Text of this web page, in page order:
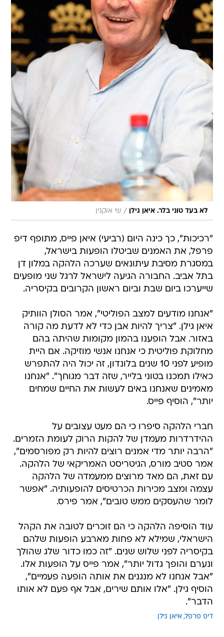
לא בעד טוני בלר. איאן גילן / שי אוקנין
"רכיכות", כך כינה היום (רביעי) איאן פייס, מתופף דיפ
פרפל, את האמנים שביטלו הופעות בישראל,
במסגרת מסיבת עיתונאים שערכה הלהקה במלון דן
בתל אביב. החבורה הגיעה לישראל לרגל שני מופעים
שייערכו ביום שבת וביום ראשון הקרובים בקיסריה.
"אנחנו מודעים למצב הפוליטי", אמר הסולן הוותיק
איאן גילן. "צריך להיות אבן כדי לא לדעת מה קורה
באזור. אבל הופענו בהמון מקומות שהיתה בהם
מחלוקת פוליטית כי אנחנו אנשי מוזיקה. אם היית
מופיע לפני 10 שנים בלונדון, זה יכול היה להתפרש
כאילו תמכנו בטוני בלייר, שזה דבר מגוחך". "אנחנו
מאמינים שאנחנו באים לעשות את החיים שמחים
יותר", הוסיף פייס.
חברי הלהקה סיפרו כי הם מעט עצובים על
ההידרדרות מעמדן של להקות הרוק לעומת הזמרים.
"הרבה יותר מדי אמנים רוצים להיות רק מפורסמים",
אמר סטיב מורס, הגיטריסט האמריקאי של הלהקה.
עם זאת, הם מאד מרוצים ממעמדה של הלהקה
עצמה ומצב מכירות הכרטיסים להופעותיה. "אפשר
לומר שהעסקים ממש טובים", אמר פירס.
עוד הוסיפה הלהקה כי הם זוכרים לטובה את הקהל
הישראלי, שמילא לא פחות מארבע הופעות שלהם
בקיסריה לפני שלוש שנים. "זה כמו כדור שלג שהולך
ונערם והופך גדול יותר", אמר פייס על הופעות אלו.
"אבל אנחנו לא מנגנים את אותה הופעה פעמיים",
הוסיף גילן. "אלו אותם שירים, אבל אף פעם לא אותו
הדבר".
דיפ פרפל איאן גילן